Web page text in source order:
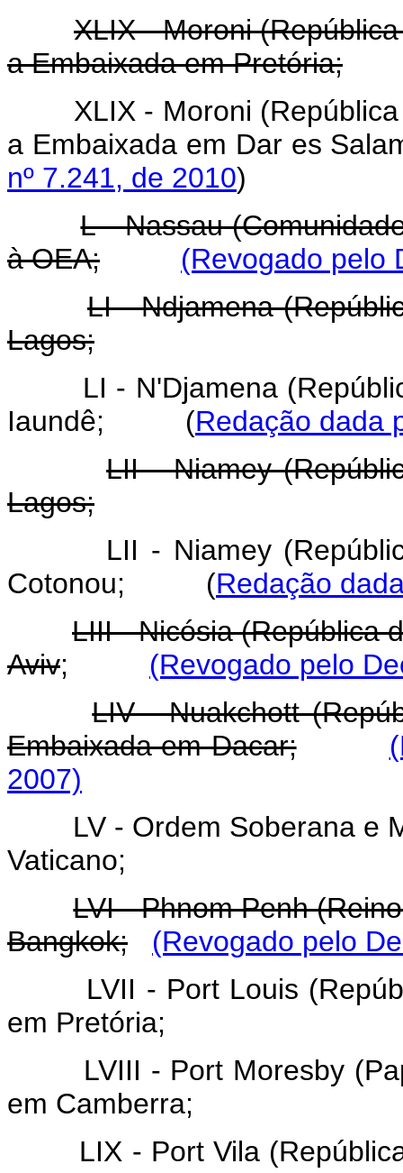
XLIX - Moroni
a Embaixada em Pretória;
XLIX - Moroni
a Embaixada em Dar es
nº 7.241, de 2010)
L - Nassau
à OEA;
(Revogado pelo
LI - Ndjamena
Lagos;
LI - N'Djamena
Iaundê; (Redação dada
LII - Niamey
Lagos;
LII - Niamey
Cotonou; (Redação
LIII - Nicósia (República
Aviv;
(Revogado pelo
LIV - Nuakchott
Embaixada em Dacar;
2007)
LV - Ordem Soberana e
Vaticano;
LVI - Phnom Penh
Bangkok;
(Revogado pelo
LVII - Port Louis
em Pretória;
LVIII - Port Moresby
em Camberra;
LIX - Port Vila